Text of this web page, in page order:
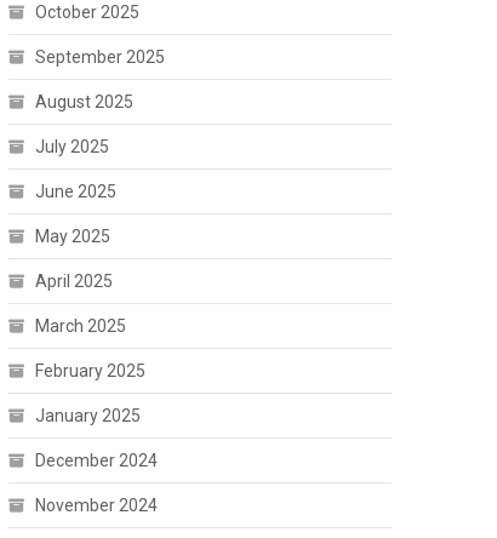
October 2025
September 2025
August 2025
July 2025
June 2025
May 2025
April 2025
March 2025
February 2025
January 2025
December 2024
November 2024